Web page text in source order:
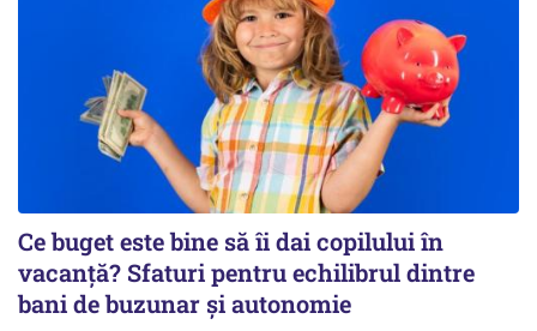
Ce buget este bine să îi dai copilului în
vacanță? Sfaturi pentru echilibrul dintre
bani de buzunar și autonomie